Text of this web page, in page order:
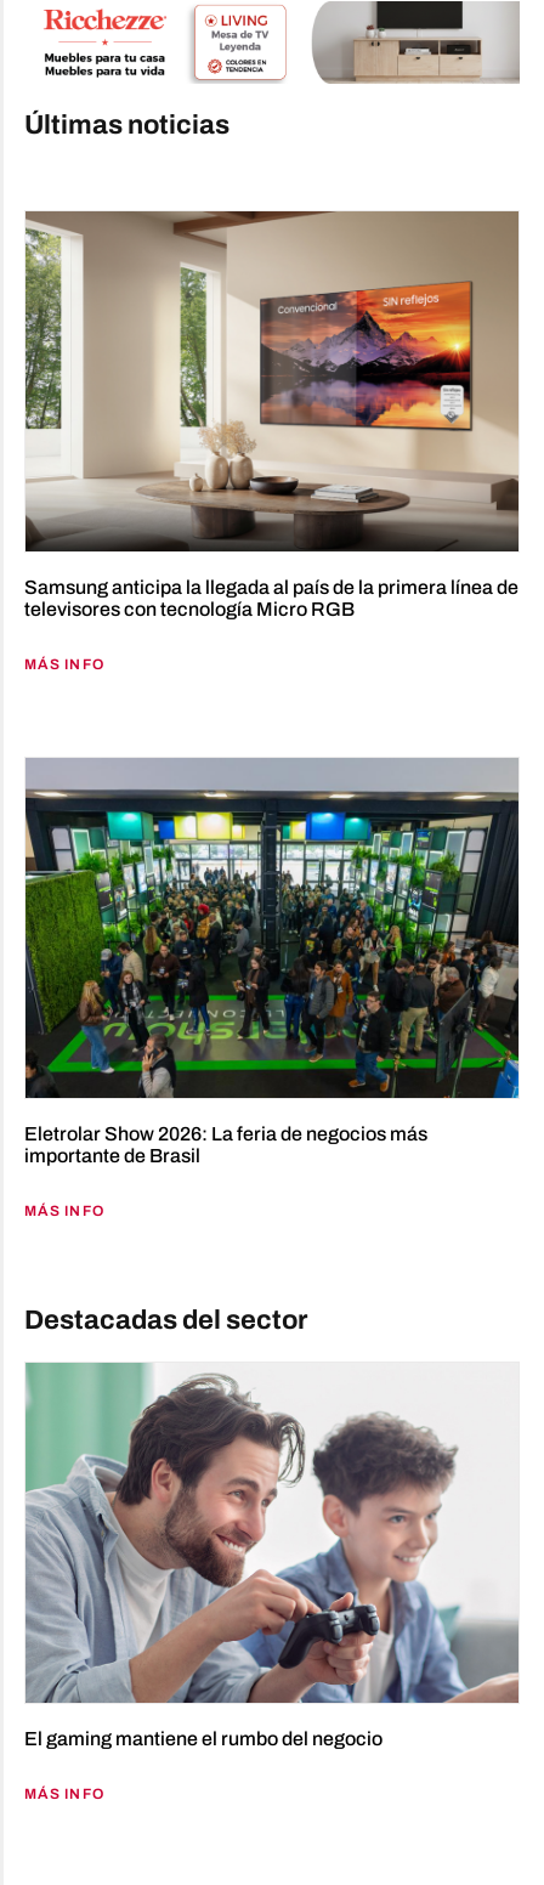
Últimas noticias
Samsung anticipa la llegada al país de la primera línea de
televisores con tecnología Micro RGB
MÁS INFO
Eletrolar Show 2026: La feria de negocios más
importante de Brasil
MÁS INFO
Destacadas del sector
El gaming mantiene el rumbo del negocio
MÁS INFO